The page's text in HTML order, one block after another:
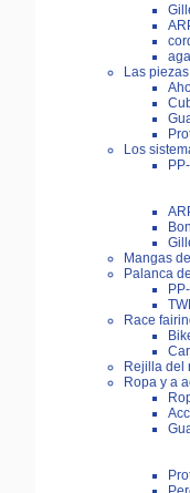
Las
Los
Mangas
Palanca
Race
Rejilla del
Ropa y a